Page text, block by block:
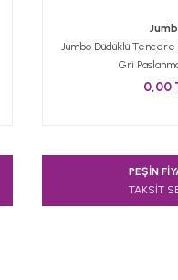
Jumbo Düdüklü
Gri
0,00
PEŞİN
TAKSİT